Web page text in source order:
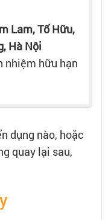
Lam, Tố Hữu,
Hà Nội
nhiệm hữu hạn
dụng nào, hoặc
quay lại sau,